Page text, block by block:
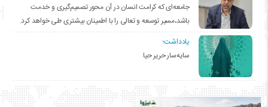
جامعه‌ای که کرامت انسان در آن محور تصمیم‌گیری و خدمت
باشد،مسیر توسعه و تعالی را با اطمینان بیشتری طی خواهد کرد.
یادداشت؛
سایه‌سار حریر حیا